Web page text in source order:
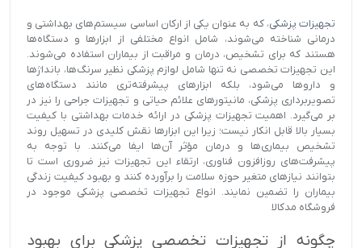
تجهیزات پزشکی، که به عنوان یکی از ارکان اساسی سیستم‌های بهداشتی و
درمانی شناخته می‌شوند، شامل انواع مختلفی از ابزارها و دستگاه‌ها
هستند که برای تشخیص، درمان و مراقبت از بیماران استفاده می‌شوند.
این تجهیزات تخصصی نه تنها شامل لوازم پزشکی نظیر سرنگ‌ها، بانداژها
و داروها می‌شود، بلکه ابزارهای پیشرفته‌تری مانند دستگاه‌های
تصویربرداری پزشکی، مانیتورهای علائم حیاتی و تجهیزات جراحی را نیز در
بر می‌گیرد. اهمیت تجهیزات پزشکی در ارائه خدمات بهداشتی با کیفیت
بسیار بالا قابل انکار نیست؛ زیرا این ابزارها نقش کلیدی در تسهیل روند
تشخیص بیماری‌ها و درمان مؤثر آن‌ها ایفا می‌کنند. با توجه به
پیشرفت‌های روزافزون فناوری، ارتقاء این تجهیزات نیز ضروری است تا
بتوانند نیازهای متغیر حوزه سلامت را برآورده کنند و بهبود کیفیت زندگی
بیماران را تضمین نمایند. انواع تجهیزات تخصصی پزشکی موجود در
فروشگاه مدکالا
چگونه از تجهیزات تخصصی پزشکی برای بهبود